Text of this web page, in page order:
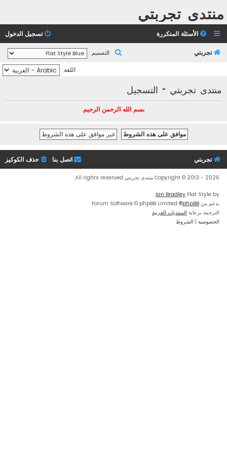
منتدى تجربتي
الأسئلة المتكررة تسجيل الدخول
تجربتي التصميم :
اللغة:
منتدى تجربتي - التسجيل
بسم الله الرحمن الرحيم
تجربتي حذف الكوكيز اتصل بنا
Copyright © 2013 - 2026 منتدى تجربتي All rights reserved.
Flat Style by
Ian Bradley
بدعم من phpBB
® Forum Software © phpBB Limited
الترجمة برعاية المنتديات العربية
الخصوصية | الشروط